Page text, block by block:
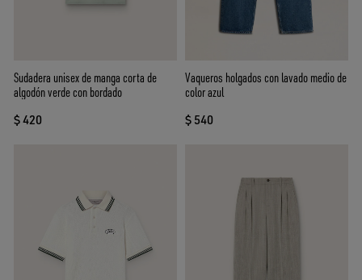
Sudadera unisex de manga corta de
algodón verde con bordado
$ 420
Vaqueros holgados con lavado medio de
color azul
$ 540